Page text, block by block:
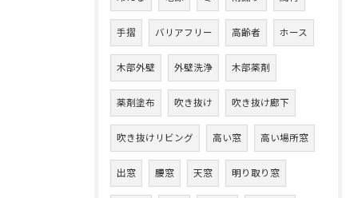
手摺 バリアフリー 高齢者 ホース
木部外壁 外壁洗浄 木部薬剤
薬剤塗布 吹き抜け 吹き抜け廊下
吹き抜けリビング 高い窓 高い場所窓
出窓 腰窓 天窓 明り取り窓